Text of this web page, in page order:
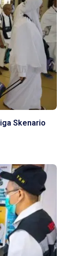
Skenario